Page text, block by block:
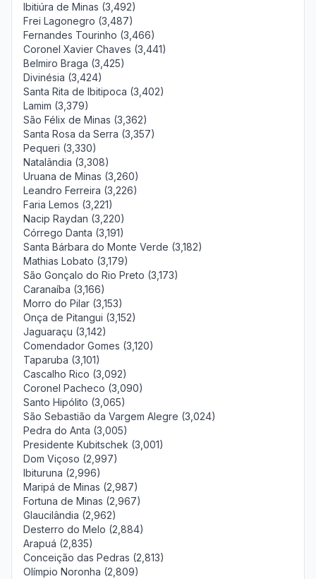
Ibitiúra de Minas (3,492)
Frei Lagonegro (3,487)
Fernandes Tourinho (3,466)
Coronel Xavier Chaves (3,441)
Belmiro Braga (3,425)
Divinésia (3,424)
Santa Rita de Ibitipoca (3,402)
Lamim (3,379)
São Félix de Minas (3,362)
Santa Rosa da Serra (3,357)
Pequeri (3,330)
Natalândia (3,308)
Uruana de Minas (3,260)
Leandro Ferreira (3,226)
Faria Lemos (3,221)
Nacip Raydan (3,220)
Córrego Danta (3,191)
Santa Bárbara do Monte Verde (3,182)
Mathias Lobato (3,179)
São Gonçalo do Rio Preto (3,173)
Caranaíba (3,166)
Morro do Pilar (3,153)
Onça de Pitangui (3,152)
Jaguaraçu (3,142)
Comendador Gomes (3,120)
Taparuba (3,101)
Cascalho Rico (3,092)
Coronel Pacheco (3,090)
Santo Hipólito (3,065)
São Sebastião da Vargem Alegre (3,024)
Pedra do Anta (3,005)
Presidente Kubitschek (3,001)
Dom Viçoso (2,997)
Ibituruna (2,996)
Maripá de Minas (2,987)
Fortuna de Minas (2,967)
Glaucilândia (2,962)
Desterro do Melo (2,884)
Arapuá (2,835)
Conceição das Pedras (2,813)
Olímpio Noronha (2,809)